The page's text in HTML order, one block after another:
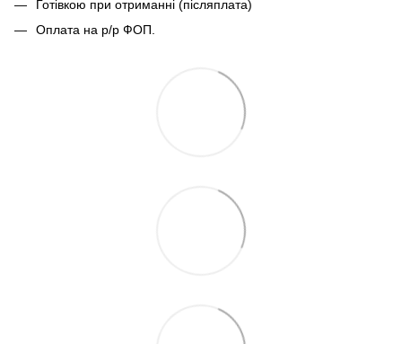
Готівкою при отриманні (післяплата)
Оплата на р/р ФОП.